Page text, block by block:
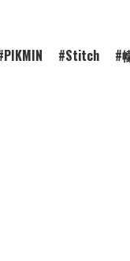
PIKMIN Stitch